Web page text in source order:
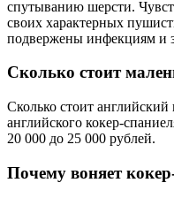
спутыванию шерсти.
своих характерных
подвержены инфекциям и
Сколько стоит
Сколько стоит
английского кокер-
20 000 до 25 000 рублей.
Почему воняет